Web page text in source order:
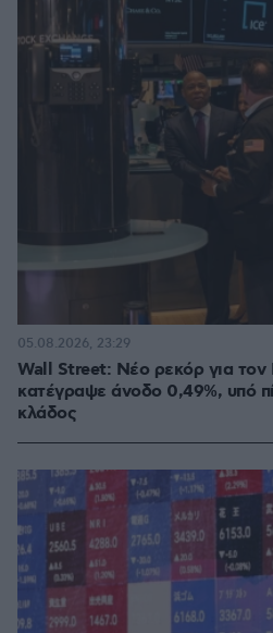
Wall Street: Νέο ρεκόρ για τον
κατέγραψε άνοδο 0,49%, υπό
κλάδος
05.08.2026, 23:29